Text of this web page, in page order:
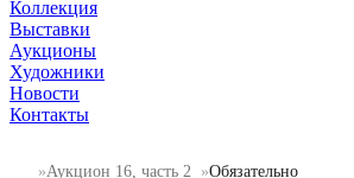
Коллекция
Выставки
Аукционы
Художники
Новости
Контакты
Аукцион 16, часть 2 Обязательно